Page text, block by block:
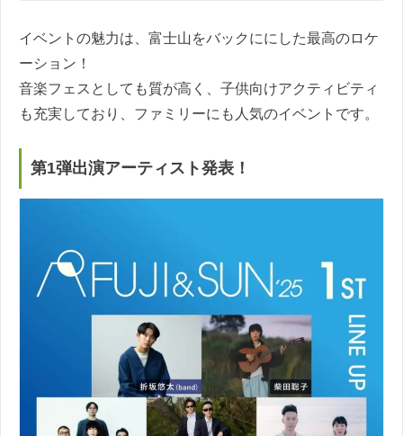
イベントの魅力は、富士山をバックににした最高のロケ
ーション！
音楽フェスとしても質が高く、子供向けアクティビティ
も充実しており、ファミリーにも人気のイベントです。
第1弾出演アーティスト発表！